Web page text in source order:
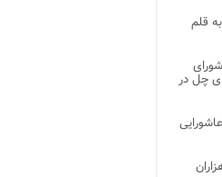
قلم
چل در